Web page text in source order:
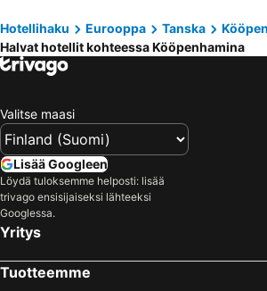
Hotel Alexandra
Cabinn
Scandic Palace Hotel
Scandic
Scandic Sluseholmen
The Square
Wakeup Copenhagen Borgergade
Wakeup Copenhagen - Bernstorffsgade
Savoy Hotel
Scandic Kødbyen
a&o København Sydhavn
a&o København Nørrebro
Cabinn
Hotellihaku Eurooppa Tanska
Halvat hotellit kohteessa Kööpenhamina
Valitse maasi
Lisää Googleen
Löydä tuloksemme helposti: lisää
trivago ensisijaiseksi lähteeksi
Googlessa.
Yritys
Tuotteemme